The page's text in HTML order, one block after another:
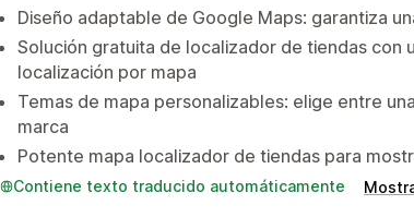
Diseño adaptable de Google Maps: garantiza
Solución gratuita de localizador de tiendas con
localización por mapa
Temas de mapa personalizables: elige entre
marca
Potente mapa localizador de tiendas para
Contiene texto traducido automáticamente